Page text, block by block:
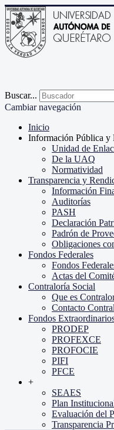
Buscar...
Cambiar navegación
Inicio
Información Pública y
Unidad de
De la UAQ
Normatividad
Transparencia y
Información
Auditorías
PASH
Declaración
Padrón de
Obligaciones
Fondos Federales
Fondos
Actas del
Contraloría Social
Que es
Contacto
Fondos
PRODEP
PROFEXCE
PROFOCIE
PIFI
PFCE
+
SEAES
Plan
Evaluación del
Transparencia